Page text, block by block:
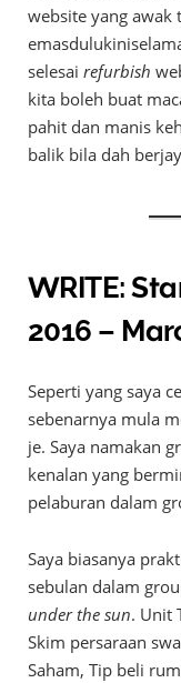
website yang awak
selesai refurbish
kita boleh buat
pahit dan manis
balik bila dah
WRITE:
2016 –
Seperti yang saya
sebenarnya mula
je. Saya namakan
kenalan yang
pelaburan dalam
Saya biasanya
sebulan dalam
under the sun. Unit
Skim persaraan
Saham, Tip beli